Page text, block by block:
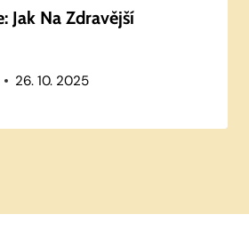
Jak Na Zdravější
26. 10. 2025